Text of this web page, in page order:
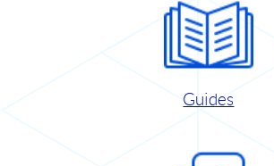
Guides